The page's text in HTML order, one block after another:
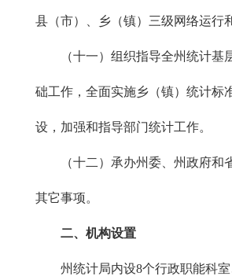
县（市）、乡（镇）三级网络运行
（十一）组织指导全州统计基
础工作，全面实施乡（镇）统计标
设，加强和指导部门统计工作。
（十二）承办州委、州政府和
其它事项。
二、机构设置
州统计局内设8个行政职能科室